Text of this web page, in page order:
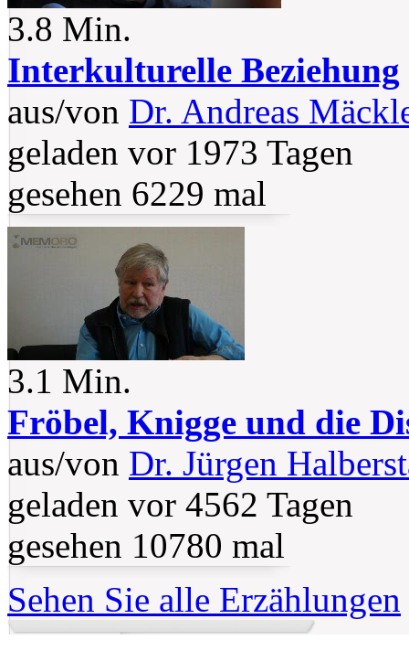
3.8 Min.
Interkulturelle Beziehung
aus/von Dr. Andreas
geladen vor 1973 Tagen
gesehen 6229 mal
3.1 Min.
Fröbel, Knigge und die
aus/von Dr. Jürgen
geladen vor 4562 Tagen
gesehen 10780 mal
Sehen Sie alle Erzählungen